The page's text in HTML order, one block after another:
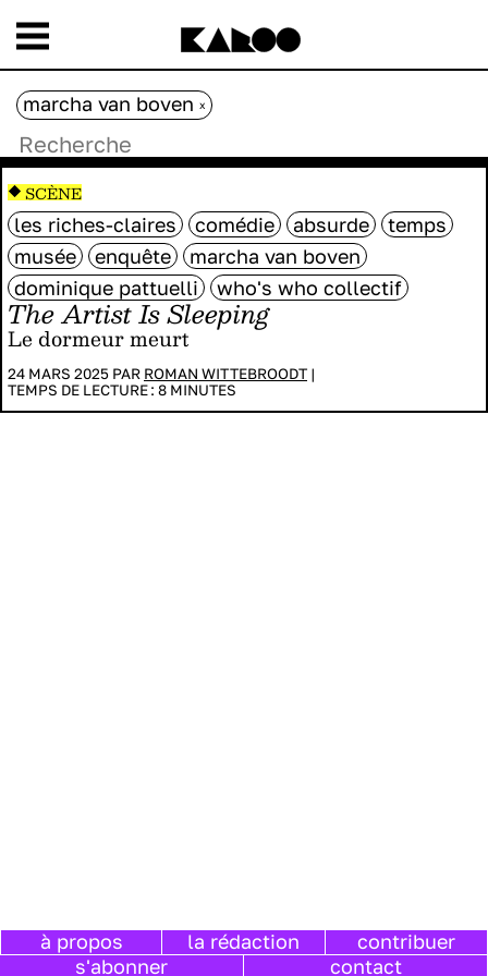
The Artist Is Sleeping
Le dormeur meurt
24 MARS 2025 PAR ROMAN WITTEBROODT |
TEMPS DE LECTURE : 8 MINUTES
les riches-claires comédie absurde
temps
musée
enquête
marcha van boven
dominique pattuelli
who's who collectif
SCÈNE
marcha van boven x
à propos la rédaction
contribuer
s'abonner
contact